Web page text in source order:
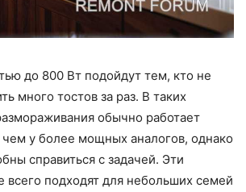
до 800 Вт подойдут тем, кто не
много тостов за раз. В таких
обычно работает
у более мощных аналогов, однако
справиться с задачей. Эти
всего подходят для небольших семей